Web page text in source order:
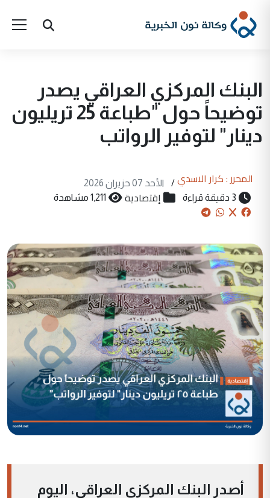
البنك المركزي العراقي يصدر
توضيحاً حول "طباعة 25 تريليون
دينار" لتوفير الرواتب
المحرر : كرار الاسدي /
الأحد 07 حزيران 2026
3 دقيقة قراءة
إقتصادية 1,211 مشاهدة
أصدر البنك المركزي العراقي، اليوم